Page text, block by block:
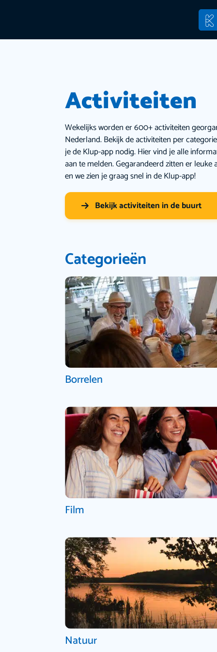
Activiteiten
Wekelijks worden er 600+ activiteiten
Nederland. Bekijk de activiteiten per
je de Klup-app nodig. Hier vind je alle
aan te melden. Gegarandeerd zitten er
en we zien je graag snel in de Klup-app!
Bekijk activiteiten in de buurt
Categorieën
Borrelen
Film
Natuur